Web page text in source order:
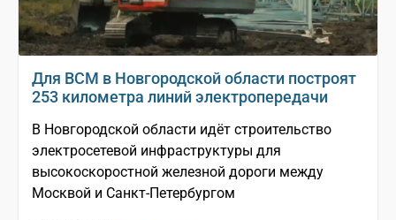
Для ВСМ в Новгородской области построят
253 километра линий электропередачи
В Новгородской области идёт строительство
электросетевой инфраструктуры для
высокоскоростной железной дороги между
Москвой и Санкт-Петербургом